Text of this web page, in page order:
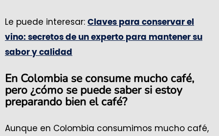
Le puede interesar: Claves para conservar el
vino: secretos de un experto para mantener su
sabor y calidad
En Colombia se consume mucho café,
pero ¿cómo se puede saber si estoy
preparando bien el café?
Aunque en Colombia consumimos mucho café,